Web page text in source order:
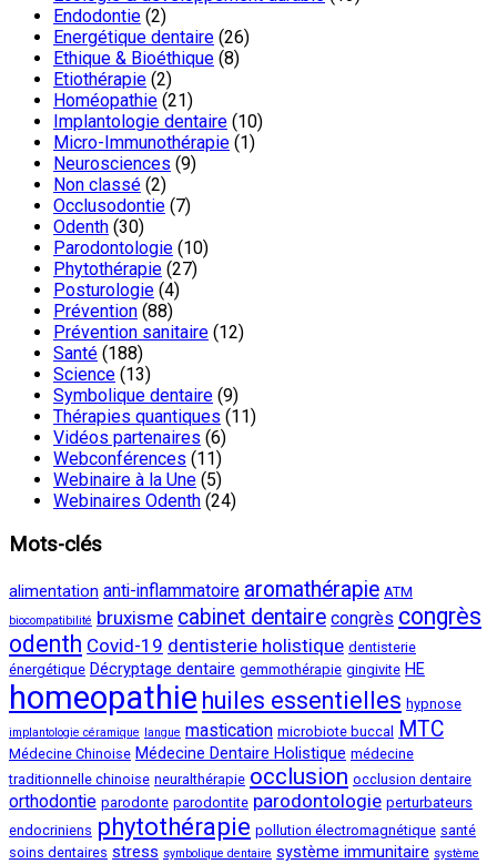
Endodontie (2)
Energétique dentaire (26)
Ethique & Bioéthique (8)
Etiothérapie (2)
Homéopathie (21)
Implantologie dentaire (10)
Micro-Immunothérapie (1)
Neurosciences (9)
Non classé (2)
Occlusodontie (7)
Odenth (30)
Parodontologie (10)
Phytothérapie (27)
Posturologie (4)
Prévention (88)
Prévention sanitaire (12)
Santé (188)
Science (13)
Symbolique dentaire (9)
Thérapies quantiques (11)
Vidéos partenaires (6)
Webconférences (11)
Webinaire à la Une (5)
Webinaires Odenth (24)
Mots-clés
alimentation anti-inflammatoire aromathérapie ATM
biocompatibilité bruxisme cabinet dentaire congrès congrès
odenth Covid-19 dentisterie holistique dentisterie
énergétique Décryptage dentaire gemmothérapie gingivite HE
homeopathie huiles essentielles hypnose
implantologie céramique langue mastication microbiote buccal MTC
Médecine Chinoise Médecine Dentaire Holistique médecine
traditionnelle chinoise neuralthérapie occlusion occlusion dentaire
orthodontie parodonte parodontite parodontologie perturbateurs
endocriniens phytothérapie pollution électromagnétique santé
soins dentaires stress symbolique dentaire système immunitaire système